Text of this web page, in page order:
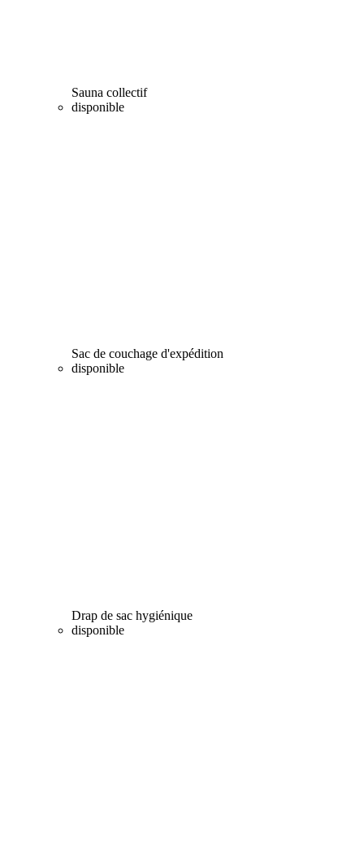
Sauna collectif
disponible
Sac de couchage d'expédition
disponible
Drap de sac hygiénique
disponible